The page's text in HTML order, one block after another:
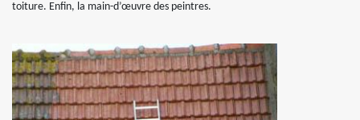
toiture. Enfin, la main-d’œuvre des peintres.